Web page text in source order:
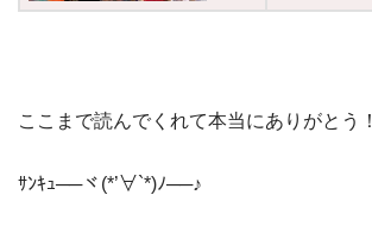
ここまで読んでくれて本当にありがとう！
ｻﾝｷｭ──ヾ(*’∀`*)ﾉ──♪